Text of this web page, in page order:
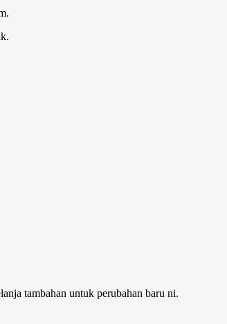
tambahan untuk perubahan baru ni.